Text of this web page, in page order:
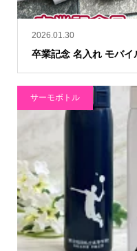
2026.01.30
卒業記念 名入れ モバ
サーモボトル